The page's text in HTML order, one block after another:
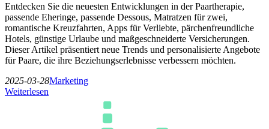
Entdecken Sie die neuesten Entwicklungen in der Paartherapie,
passende Eheringe, passende Dessous, Matratzen für zwei,
romantische Kreuzfahrten, Apps für Verliebte, pärchenfreundliche
Hotels, günstige Urlaube und maßgeschneiderte Versicherungen.
Dieser Artikel präsentiert neue Trends und personalisierte Angebote
für Paare, die ihre Beziehungserlebnisse verbessern möchten.
2025-03-28Marketing
Weiterlesen